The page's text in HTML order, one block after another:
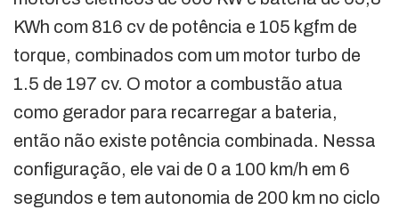
KWh com 816 cv de potência e 105 kgfm de
torque, combinados com um motor turbo de
1.5 de 197 cv. O motor a combustão atua
como gerador para recarregar a bateria,
então não existe potência combinada. Nessa
configuração, ele vai de 0 a 100 km/h em 6
segundos e tem autonomia de 200 km no ciclo